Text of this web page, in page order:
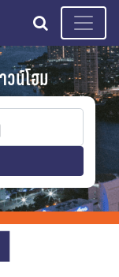
search
น์โฮม